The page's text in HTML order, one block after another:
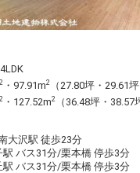
2 ・97.91m2
（27.80坪・29.61坪
2 ・127.52m2
（36.48坪・38.57
大沢駅 徒歩23分
駅 バス31分/栗本橋 停歩3分
バス31分/栗本橋 停歩3分